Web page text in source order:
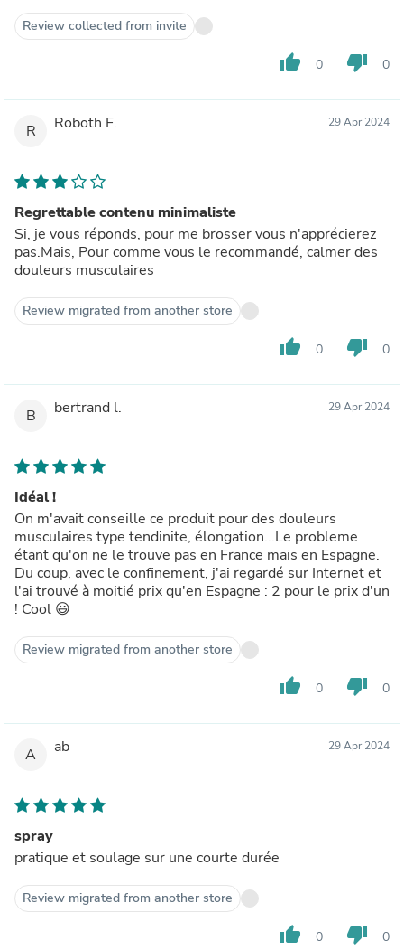
Review collected from invite
thumb_up 0 thumb_down 0
R Roboth F. 29 Apr 2024
Regrettable contenu minimaliste
Si, je vous réponds, pour me brosser vous n'apprécierez
pas.Mais, Pour comme vous le recommandé, calmer des
douleurs musculaires
Review migrated from another store
thumb_up 0 thumb_down 0
B bertrand l. 29 Apr 2024
Idéal !
On m'avait conseille ce produit pour des douleurs
musculaires type tendinite, élongation...Le probleme
étant qu'on ne le trouve pas en France mais en Espagne.
Du coup, avec le confinement, j'ai regardé sur Internet et
l'ai trouvé à moitié prix qu'en Espagne : 2 pour le prix d'un
! Cool 😃
Review migrated from another store
thumb_up 0 thumb_down 0
A ab 29 Apr 2024
spray
pratique et soulage sur une courte durée
Review migrated from another store
thumb_up 0 thumb_down 0